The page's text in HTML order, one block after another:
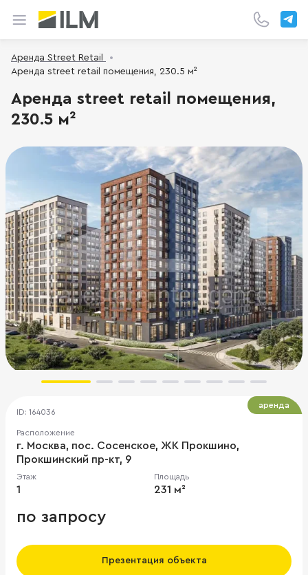
Аренда Street Retail
Аренда street retail помещения, 230.5 м²
Аренда street retail помещения,
230.5 м²
ID: 164036
Расположение
г. Москва, пос. Сосенское, ЖК Прокшино,
Прокшинский пр-кт, 9
Этаж
1
Площадь
231 м²
по запросу
Презентация объекта
аренда